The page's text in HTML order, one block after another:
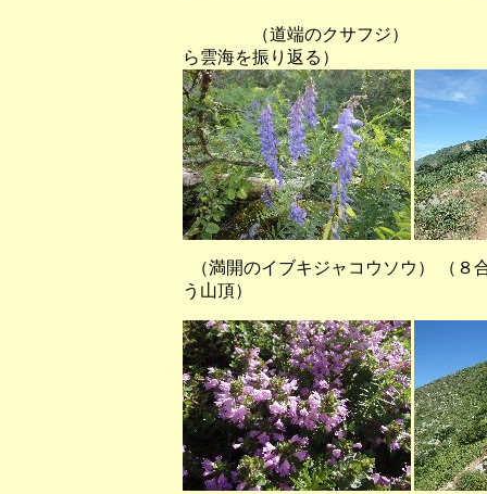
（道端のクサフジ）
ら雲海を振り返る）
（満開のイブキジャコウソウ） （８
う山頂）